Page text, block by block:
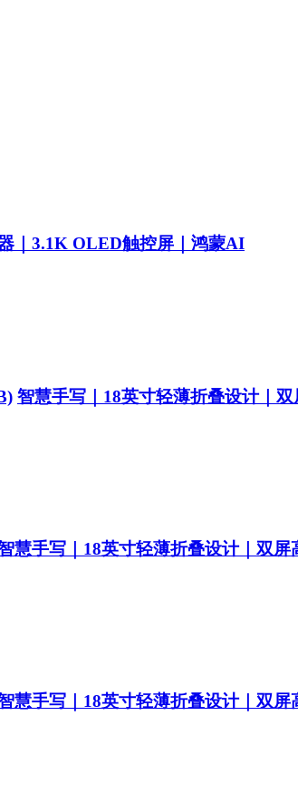
｜3.1K OLED触控屏｜鸿蒙AI
智慧手写｜18英寸轻薄折叠设计｜
慧手写｜18英寸轻薄折叠设计｜双屏
慧手写｜18英寸轻薄折叠设计｜双屏